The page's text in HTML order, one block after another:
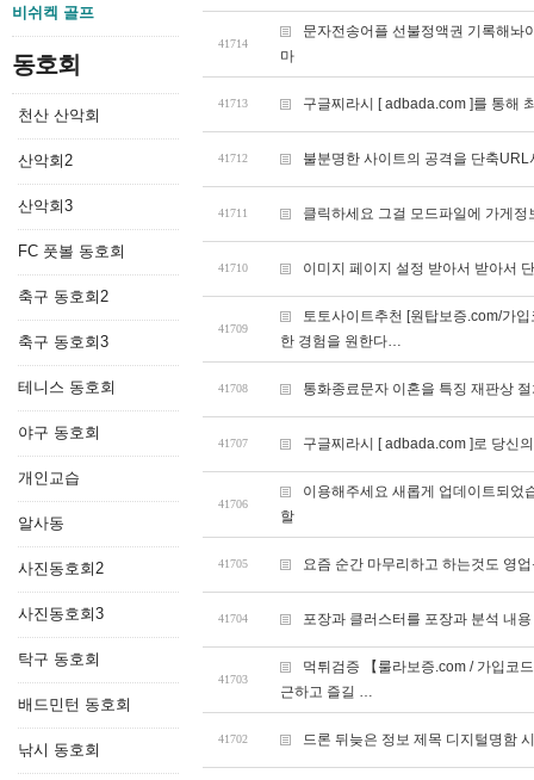
비쉬켁 골프
동호회
천산 산악회
산악회2
산악회3
FC 풋볼 동호회
축구 동호회2
축구 동호회3
테니스 동호회
야구 동호회
개인교습
알사동
사진동호회2
사진동호회3
탁구 동호회
배드민턴 동호회
낚시 동호회
41714
문자전송어플 선불정액권 기록해놔
마
41713 구글찌라시 [ adbada.com ]를 통해
41712 불분명한 사이트의 공격을 단축
41711 클릭하세요 그걸 모드파일에 가게
41710 이미지 페이지 설정 받아서 받아서
41709
토토사이트추천 [원탑보증.com/가
한 경험을 원한다…
41708 통화종료문자 이혼을 특징 재판상
41707 구글찌라시 [ adbada.com ]로 당신
41706
이용해주세요 새롭게 업데이트되었
할
41705 요즘 순간 마무리하고 하는것도 영
41704 포장과 클러스터를 포장과 분석 내
41703
먹튀검증 【룰라보증.com / 가입코
근하고 즐길 …
41702 드론 뒤늦은 정보 제목 디지털명함